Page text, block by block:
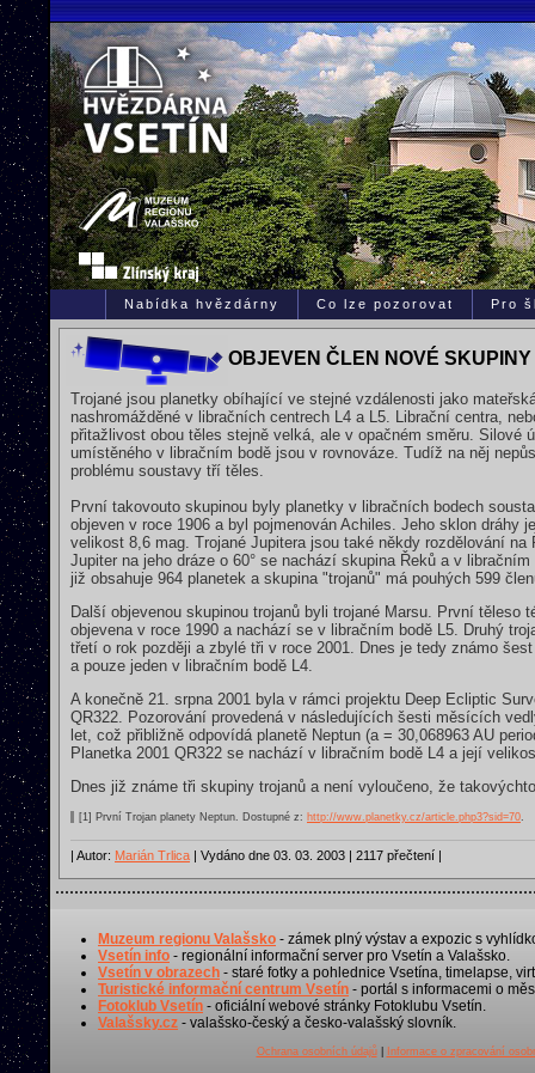
Nabídka hvězdárny Co lze pozorovat Pro
OBJEVEN ČLEN NOVÉ
Trojané jsou planetky obíhající ve stejné vzdálenosti jako
nashromážděné v libračních centrech L4 a L5. Librační centra,
přitažlivost obou těles stejně velká, ale v opačném směru.
umístěného v libračním bodě jsou v rovnováze. Tudíž na něj
problému soustavy tří těles.
První takovouto skupinou byly planetky v libračních bodech
objeven v roce 1906 a byl pojmenován Achiles. Jeho sklon dráhy
velikost 8,6 mag. Trojané Jupitera jsou také někdy rozdělování
Jupiter na jeho dráze o 60° se nachází skupina Řeků a v
již obsahuje 964 planetek a skupina "trojanů" má pouhých 599
Další objevenou skupinou trojanů byli trojané Marsu. První těleso
objevena v roce 1990 a nachází se v libračním bodě L5. Druhý
třetí o rok později a zbylé tři v roce 2001. Dnes je tedy známo
a pouze jeden v libračním bodě L4.
A konečně 21. srpna 2001 byla v rámci projektu Deep Ecliptic
QR322. Pozorování provedená v následujících šesti měsících
let, což přibližně odpovídá planetě Neptun (a = 30,068963 AU
Planetka 2001 QR322 se nachází v libračním bodě L4 a její
Dnes již známe tři skupiny trojanů a není vyloučeno, že
[1] První Trojan planety Neptun. Dostupné z: http://www.planetky.cz/article.php3?sid=70
| Autor: Marián Trlica | Vydáno dne 03. 03. 2003 | 2117 přečtení |
Muzeum regionu Valašsko - zámek plný výstav a expozic s
Vsetín info - regionální informační server pro Vsetín a Valašsko.
Vsetín v obrazech - staré fotky a pohlednice Vsetína, timelapse,
Turistické informační centrum Vsetín - portál s informacemi o
Fotoklub Vsetín - oficiální webové stránky Fotoklubu Vsetín.
Valašsky.cz - valašsko-český a česko-valašský slovník.
Ochrana osobních údajů| Informace o zpracování